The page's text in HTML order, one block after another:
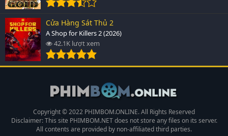
Cửa Hàng Sát Thủ 2
A Shop for Killers 2 (2026)
42.1K lượt xem
Copyright © 2022 PHIMBOM.ONLINE. All Rights Reserved
Disclaimer: This site PHIMBOM.NETdoes not store any files on its server.
All contents are provided by non-affiliated third parties.